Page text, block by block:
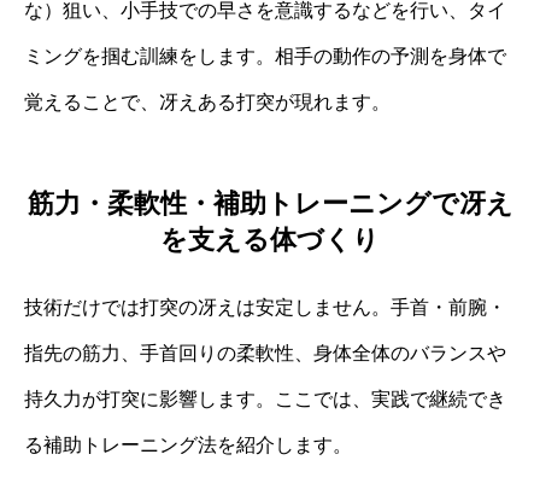
な）狙い、小手技での早さを意識するなどを行い、タイ
ミングを掴む訓練をします。相手の動作の予測を身体で
覚えることで、冴えある打突が現れます。
筋力・柔軟性・補助トレーニングで冴え
を支える体づくり
技術だけでは打突の冴えは安定しません。手首・前腕・
指先の筋力、手首回りの柔軟性、身体全体のバランスや
持久力が打突に影響します。ここでは、実践で継続でき
る補助トレーニング法を紹介します。